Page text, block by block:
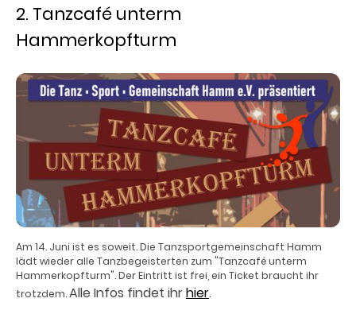
2. Tanzcafé unterm
Hammerkopfturm
Am 14. Juni ist es soweit. Die Tanzsportgemeinschaft Hamm
lädt wieder alle Tanzbegeisterten zum "Tanzcafé unterm
Hammerkopfturm". Der Eintritt ist frei, ein Ticket braucht ihr
trotzdem.Alle Infos findet ihrhier.